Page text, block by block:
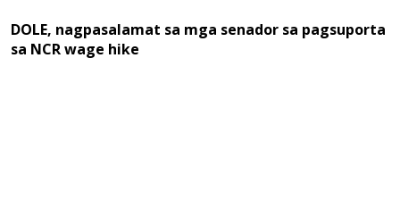
DOLE, nagpasalamat sa mga senador sa pagsuporta
sa NCR wage hike